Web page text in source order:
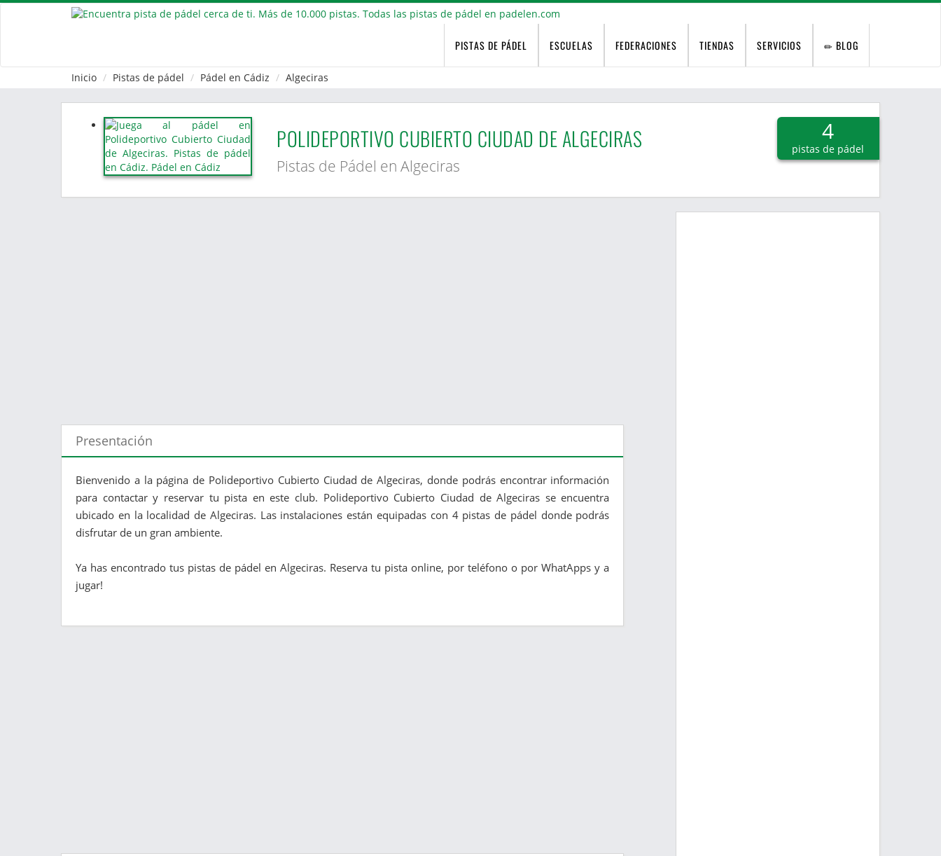
PISTAS DE PÁDEL ESCUELAS FEDERACIONES TIENDAS SERVICIOS BLOG
Inicio Pistas de pádel Pádel en Cádiz Algeciras
POLIDEPORTIVO CUBIERTO CIUDAD DE ALGECIRAS
Pistas de Pádel en Algeciras
4
pistas de pádel
Presentación
Bienvenido a la página de Polideportivo Cubierto Ciudad de Algeciras, donde podrás encontrar información
para contactar y reservar tu pista en este club. Polideportivo Cubierto Ciudad de Algeciras se encuentra
ubicado en la localidad de Algeciras. Las instalaciones están equipadas con 4 pistas de pádel donde podrás
disfrutar de un gran ambiente.
Ya has encontrado tus pistas de pádel en Algeciras. Reserva tu pista online, por teléfono o por WhatApps y a
jugar!